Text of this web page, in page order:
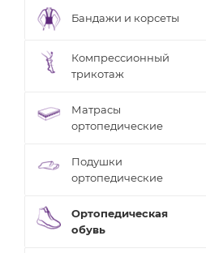
Бандажи и корсеты
Компрессионный
трикотаж
Матрасы
ортопедические
Подушки
ортопедические
Ортопедическая
обувь